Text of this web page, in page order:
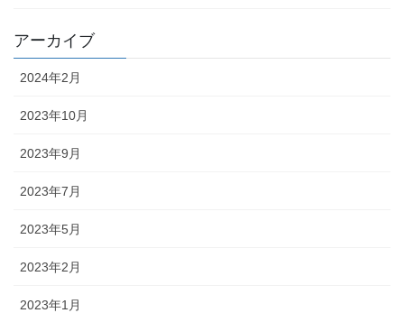
アーカイブ
2024年2月
2023年10月
2023年9月
2023年7月
2023年5月
2023年2月
2023年1月